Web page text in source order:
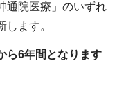
通院医療」のいずれ
ます。
ら6年間となります